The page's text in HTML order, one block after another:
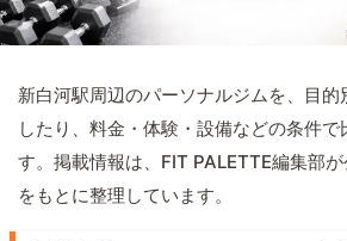
新白河駅周辺のパーソナルジムを、目的
したり、料金・体験・設備などの条件で
す。掲載情報は、FIT PALETTE編集部
をもとに整理しています。